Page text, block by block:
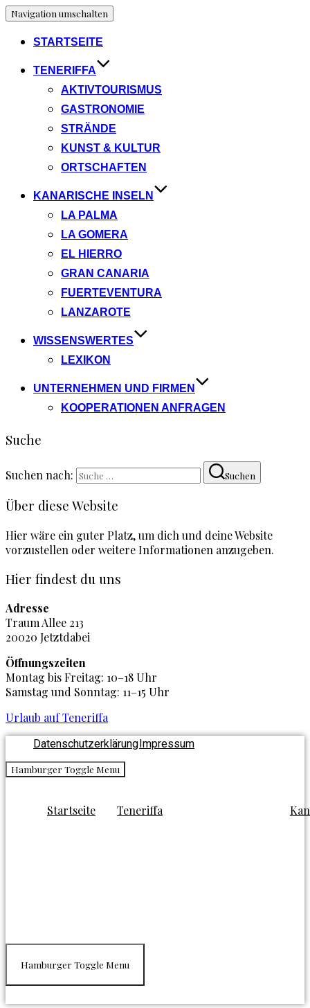
Navigation umschalten
STARTSEITE
TENERIFFA
AKTIVTOURISMUS
GASTRONOMIE
STRÄNDE
KUNST & KULTUR
ORTSCHAFTEN
KANARISCHE INSELN
LA PALMA
LA GOMERA
EL HIERRO
GRAN CANARIA
FUERTEVENTURA
LANZAROTE
WISSENSWERTES
LEXIKON
UNTERNEHMEN UND FIRMEN
KOOPERATIONEN ANFRAGEN
Suche
Suchen nach: Suchen
Über diese Website
Hier wäre ein guter Platz, um dich und deine Website
vorzustellen oder weitere Informationen anzugeben.
Hier findest du uns
Adresse
Traum Allee 213
20020 Jetztdabei
Öffnungszeiten
Montag bis Freitag: 10–18 Uhr
Samstag und Sonntag: 11–15 Uhr
Urlaub auf Teneriffa
Datenschutzerklärung Impressum
Hamburger Toggle Menu
Startseite Teneriffa
Hamburger Toggle Menu